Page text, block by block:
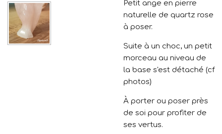
Petit ange en pierre
naturelle de quartz rose
à poser.
Suite à un choc, un petit
morceau au niveau de
la base s'est détaché (cf
photos)
À porter ou poser près
de soi pour profiter de
ses vertus.